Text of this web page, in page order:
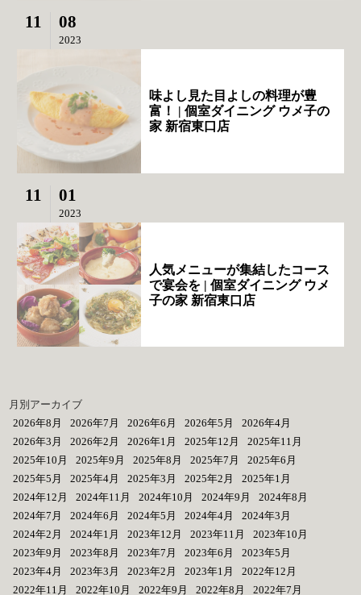
11 08
2023
味よし見た目よしの料理が豊
富！ | 個室ダイニング ウメ子の
家 新宿東口店
11 01
2023
人気メニューが集結したコース
で宴会を | 個室ダイニング ウメ
子の家 新宿東口店
月別アーカイブ
2026年8月
2026年7月 2026年6月 2026年5月
2026年4月
2026年3月
2026年2月 2026年1月 2025年12月
2025年11月
2025年10月
2025年9月 2025年8月 2025年7月
2025年6月
2025年5月
2025年4月 2025年3月 2025年2月
2025年1月
2024年12月
2024年11月 2024年10月 2024年9月
2024年8月
2024年7月
2024年6月 2024年5月 2024年4月
2024年3月
2024年2月
2024年1月 2023年12月 2023年11月
2023年10月
2023年9月
2023年8月 2023年7月 2023年6月
2023年5月
2023年4月
2023年3月 2023年2月 2023年1月
2022年12月
2022年11月
2022年10月 2022年9月 2022年8月 2022年7月